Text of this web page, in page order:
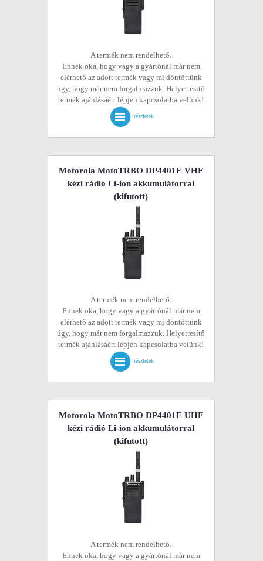
A termék nem rendelhető.
Ennek oka, hogy vagy a gyártónál már nem
elérhető az adott termék vagy mi döntöttünk
úgy, hogy már nem forgalmazzuk. Helyettesítő
termék ajánlásáért lépjen kapcsolatba velünk!
részletek
Motorola MotoTRBO DP4401E VHF
kézi rádió Li-ion akkumulátorral
(kifutott)
A termék nem rendelhető.
Ennek oka, hogy vagy a gyártónál már nem
elérhető az adott termék vagy mi döntöttünk
úgy, hogy már nem forgalmazzuk. Helyettesítő
termék ajánlásáért lépjen kapcsolatba velünk!
részletek
Motorola MotoTRBO DP4401E UHF
kézi rádió Li-ion akkumulátorral
(kifutott)
A termék nem rendelhető.
Ennek oka, hogy vagy a gyártónál már nem